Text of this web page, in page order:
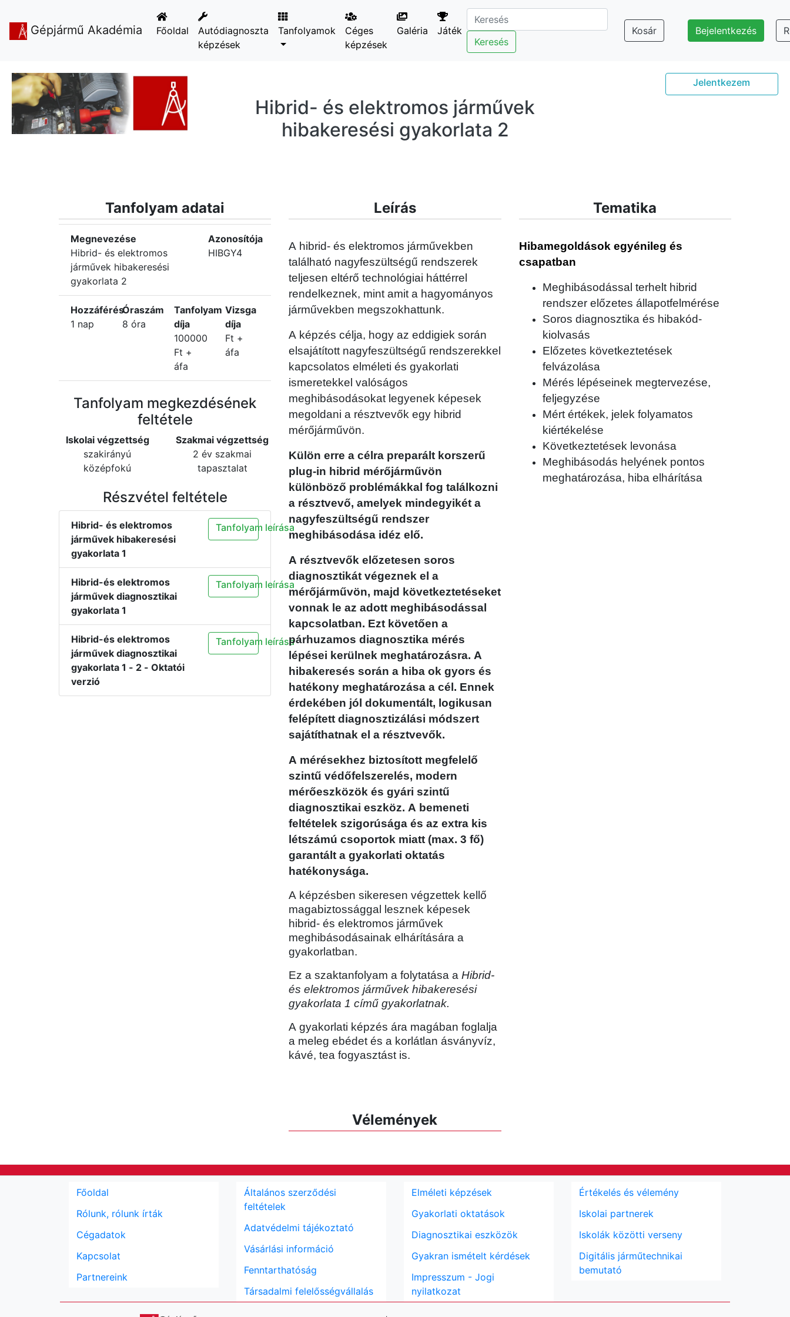
Gépjármű Akadémia Főoldal
Autódiagnoszta
képzések
Tanfolyamok
Céges
képzések
Galéria
Játék
Keresés
Kosár Bejelentkezés
Hibrid- és elektromos járművek
hibakeresési gyakorlata 2
Jelentkezem
Tanfolyam adatai
Megnevezése
Hibrid- és elektromos
járművek hibakeresési
gyakorlata 2
Azonosítója
HIBGY4
Hozzáférés
1 nap
Óraszám
8 óra
Tanfolyam
díja
100000
Ft +
áfa
Vizsga
díja
Ft +
áfa
Tanfolyam megkezdésének
feltétele
Iskolai végzettség
szakirányú
középfokú
Szakmai végzettség
2 év szakmai
tapasztalat
Részvétel feltétele
Hibrid- és elektromos
járművek hibakeresési
gyakorlata 1
Tanfolyam leírása
Hibrid-és elektromos
járművek diagnosztikai
gyakorlata 1
Tanfolyam leírása
Hibrid-és elektromos
járművek diagnosztikai
gyakorlata 1 - 2 - Oktatói
verzió
Tanfolyam leírása
Leírás
A hibrid- és elektromos járművekben
található nagyfeszültségű rendszerek
teljesen eltérő technológiai háttérrel
rendelkeznek, mint amit a hagyományos
járművekben megszokhattunk.
A képzés célja, hogy az eddigiek során
elsajátított nagyfeszültségű rendszerekkel
kapcsolatos elméleti és gyakorlati
ismeretekkel valóságos
meghibásodásokat legyenek képesek
megoldani a résztvevők egy hibrid
mérőjárművön.
Külön erre a célra preparált korszerű
plug-in hibrid mérőjárművön
különböző problémákkal fog találkozni
a résztvevő, amelyek mindegyikét a
nagyfeszültségű rendszer
meghibásodása idéz elő.
A résztvevők előzetesen soros
diagnosztikát végeznek el a
mérőjárművön, majd következtetéseket
vonnak le az adott meghibásodással
kapcsolatban. Ezt követően a
párhuzamos diagnosztika mérés
lépései kerülnek meghatározásra. A
hibakeresés során a hiba ok gyors és
hatékony meghatározása a cél. Ennek
érdekében jól dokumentált, logikusan
felépített diagnosztizálási módszert
sajátíthatnak el a résztvevők.
A mérésekhez biztosított megfelelő
szintű védőfelszerelés, modern
mérőeszközök és gyári szintű
diagnosztikai eszköz. A bemeneti
feltételek szigorúsága és az extra kis
létszámú csoportok miatt (max. 3 fő)
garantált a gyakorlati oktatás
hatékonysága.
A képzésben sikeresen végzettek kellő
magabiztossággal lesznek képesek
hibrid- és elektromos járművek
meghibásodásainak elhárítására a
gyakorlatban.
Ez a szaktanfolyam a folytatása aHibrid-
és elektromos járművek hibakeresési
gyakorlata 1 című gyakorlatnak.
A gyakorlati képzés ára magában foglalja
a meleg ebédet és a korlátlan ásványvíz,
kávé, tea fogyasztást is.
Vélemények
Tematika
Hibamegoldások egyénileg és
csapatban
Meghibásodással terhelt hibrid
rendszer előzetes állapotfelmérése
Soros diagnosztika és hibakód-
kiolvasás
Előzetes következtetések
felvázolása
Mérés lépéseinek megtervezése,
feljegyzése
Mért értékek, jelek folyamatos
kiértékelése
Következtetések levonása
Meghibásodás helyének pontos
meghatározása, hiba elhárítása
Főoldal
Rólunk, rólunk írták
Cégadatok
Kapcsolat
Partnereink
Általános szerződési
feltételek
Adatvédelmi tájékoztató
Vásárlási információ
Fenntarthatóság
Társadalmi felelősségvállalás
Elméleti képzések
Gyakorlati oktatások
Diagnosztikai eszközök
Gyakran ismételt kérdések
Impresszum - Jogi
nyilatkozat
Értékelés és vélemény
Iskolai partnerek
Iskolák közötti verseny
Digitális járműtechnikai
bemutató